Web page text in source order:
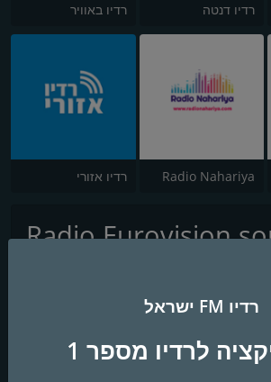
רדיו דנטה רדיו באוויר
Radio Nahariya רדיו אזורי
Radio Eurovision
רדיו FM ישראל
לרדיו מספר 1